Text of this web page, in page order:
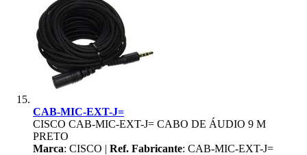
CAB-MIC-EXT-J=
CISCO CAB-MIC-EXT-J= CABO DE ÁUDIO 9 M
PRETO
Marca: CISCO | Ref. Fabricante: CAB-MIC-EXT-J=